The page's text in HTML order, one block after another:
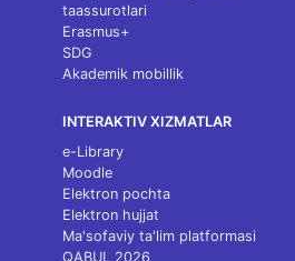
taassurotlari
Erasmus+
SDG
Akademik mobillik
INTERAKTIV XIZMATLAR
e-Library
Moodle
Elektron pochta
Elektron hujjat
Ma'sofaviy ta'lim platformasi
QABUL 2026